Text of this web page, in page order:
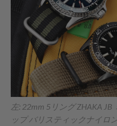
左: 22mm 5リング ZHAKA
ップ バリスティックナイロ